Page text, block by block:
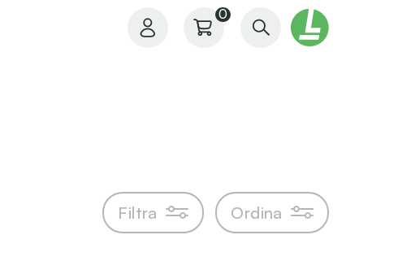
Il mio profilo
I miei ordini
0
Filtra Ordina